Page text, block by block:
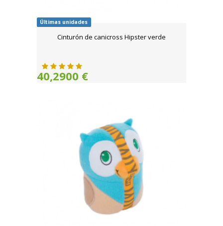
Últimas unidades
Cinturón de canicross Hipster verde
40,2900 €